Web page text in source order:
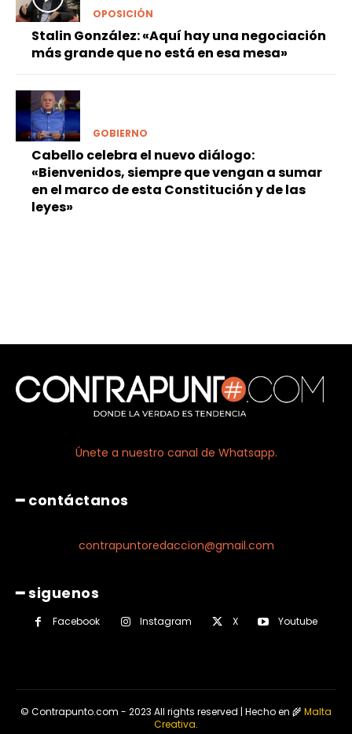
OPOSICIÓN
Stalin González: «Aquí hay una negociación
más grande que no está en esa mesa»
GOBIERNO
Cabello celebra el nuevo diálogo:
«Bienvenidos, siempre que vengan a sumar
en el marco de esta Constitución y de las
leyes»
Únete a nuestro canal de Whatsapp.
━ contáctanos
contrapuntoredaccion@gmail.com
━ siguenos
Facebook Instagram X Youtube
© Contrapunto.com - 2023 All rights reserved | Hecho en 🌾Malta
Creativa.